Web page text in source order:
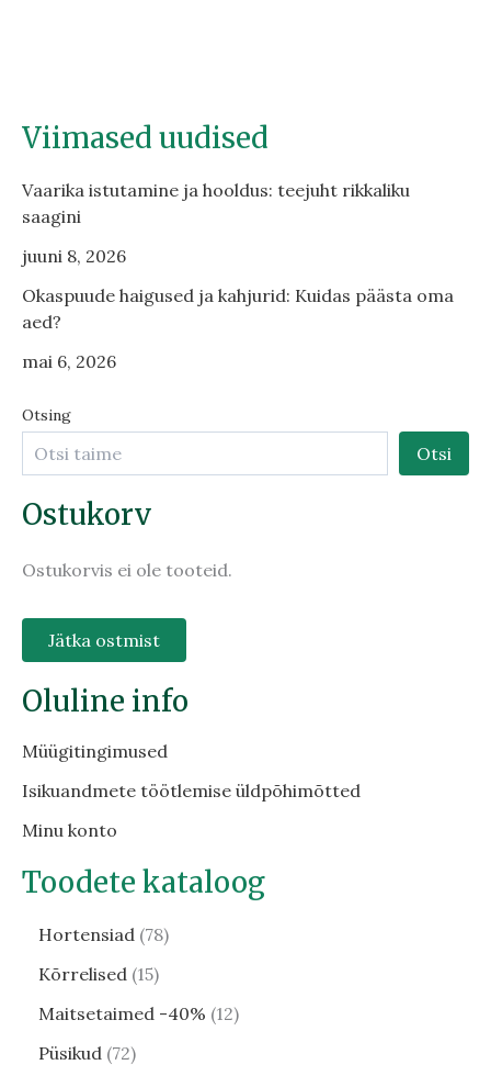
Viimased uudised
Vaarika istutamine ja hooldus: teejuht rikkaliku
saagini
juuni 8, 2026
Okaspuude haigused ja kahjurid: Kuidas päästa oma
aed?
mai 6, 2026
Otsing
Otsi
Ostukorv
Ostukorvis ei ole tooteid.
Jätka ostmist
Oluline info
Müügitingimused
Isikuandmete töötlemise üldpõhimõtted
Minu konto
Toodete kataloog
Hortensiad 78
Kõrrelised 15
Maitsetaimed -40% 12
Püsikud 72